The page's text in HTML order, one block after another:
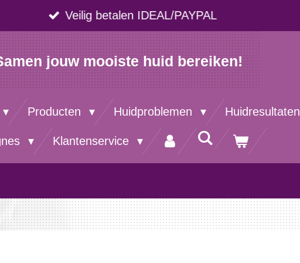
Veilig betalen IDEAL/PAYPAL
jouw mooiste huid bereiken!
Producten Huidproblemen Huidresultaten
Klantenservice